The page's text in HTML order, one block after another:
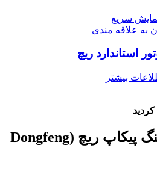
سریع
به علاقه مندی
استاندارد ریچ
بیشتر
لوازم یدکی دانگ فنگ پیکاپ ریچ (Dongfeng